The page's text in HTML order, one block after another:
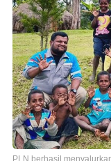
PLN berhasil